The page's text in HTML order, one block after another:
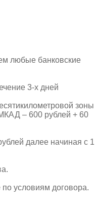
любые банковские
3-х дней
зоны
– 600 рублей + 60
далее начиная с 1
условиям договора.